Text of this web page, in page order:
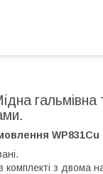
WP831Cu
комплекті з двома